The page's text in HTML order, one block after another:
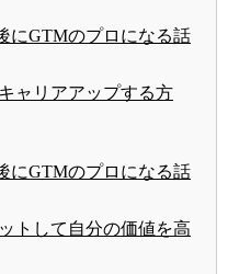
にGTMのプロになる話
ャリアアップする方
にGTMのプロになる話
トして自分の価値を高